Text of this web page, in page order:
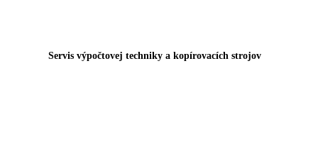
Servis výpočtovej techniky a kopírovacích strojov